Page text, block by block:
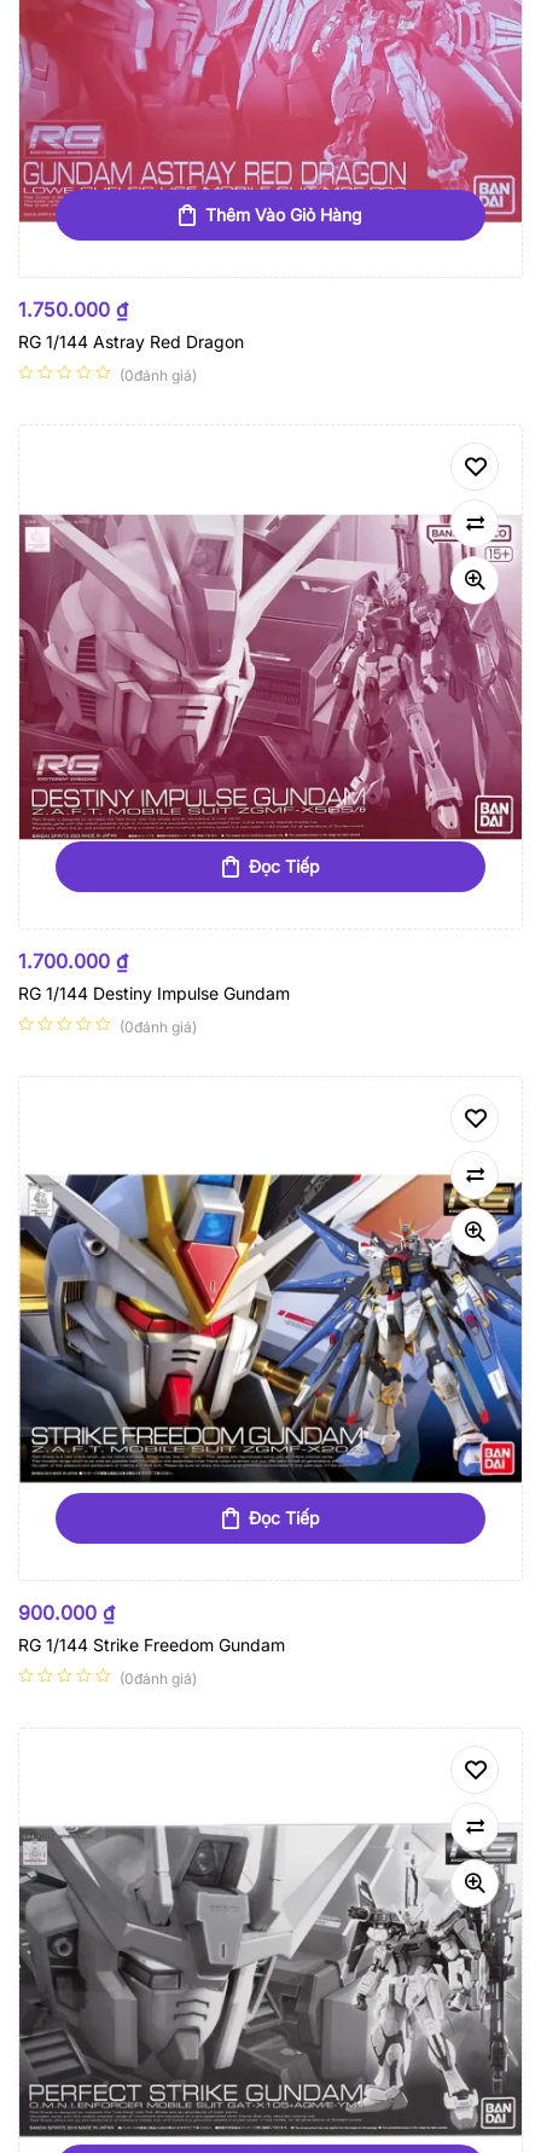
Thêm Vào Giỏ Hàng
1.750.000 ₫
RG 1/144 Astray Red Dragon
(0đánh giá)
Đọc Tiếp
1.700.000 ₫
RG 1/144 Destiny Impulse Gundam
(0đánh giá)
Đọc Tiếp
900.000 ₫
RG 1/144 Strike Freedom Gundam
(0đánh giá)